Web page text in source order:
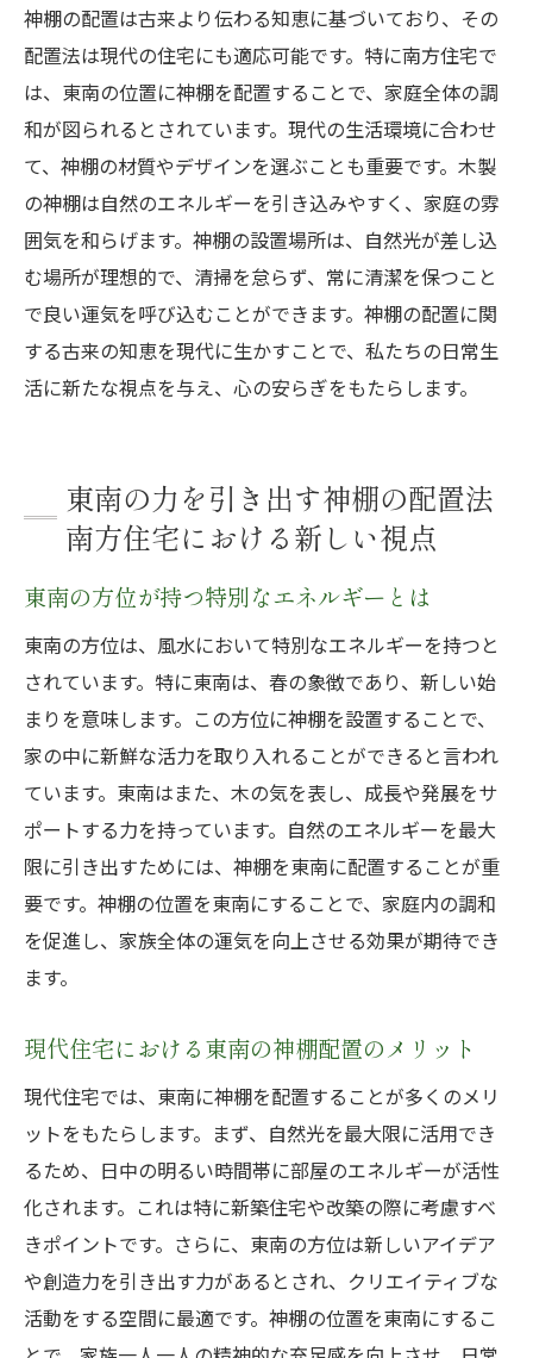
神棚の配置は古来より伝わる知恵に基づいており、その
配置法は現代の住宅にも適応可能です。特に南方住宅で
は、東南の位置に神棚を配置することで、家庭全体の調
和が図られるとされています。現代の生活環境に合わせ
て、神棚の材質やデザインを選ぶことも重要です。木製
の神棚は自然のエネルギーを引き込みやすく、家庭の雰
囲気を和らげます。神棚の設置場所は、自然光が差し込
む場所が理想的で、清掃を怠らず、常に清潔を保つこと
で良い運気を呼び込むことができます。神棚の配置に関
する古来の知恵を現代に生かすことで、私たちの日常生
活に新たな視点を与え、心の安らぎをもたらします。
東南の力を引き出す神棚の配置法
南方住宅における新しい視点
東南の方位が持つ特別なエネルギーとは
東南の方位は、風水において特別なエネルギーを持つと
されています。特に東南は、春の象徴であり、新しい始
まりを意味します。この方位に神棚を設置することで、
家の中に新鮮な活力を取り入れることができると言われ
ています。東南はまた、木の気を表し、成長や発展をサ
ポートする力を持っています。自然のエネルギーを最大
限に引き出すためには、神棚を東南に配置することが重
要です。神棚の位置を東南にすることで、家庭内の調和
を促進し、家族全体の運気を向上させる効果が期待でき
ます。
現代住宅における東南の神棚配置のメリット
現代住宅では、東南に神棚を配置することが多くのメリ
ットをもたらします。まず、自然光を最大限に活用でき
るため、日中の明るい時間帯に部屋のエネルギーが活性
化されます。これは特に新築住宅や改築の際に考慮すべ
きポイントです。さらに、東南の方位は新しいアイデア
や創造力を引き出す力があるとされ、クリエイティブな
活動をする空間に最適です。神棚の位置を東南にするこ